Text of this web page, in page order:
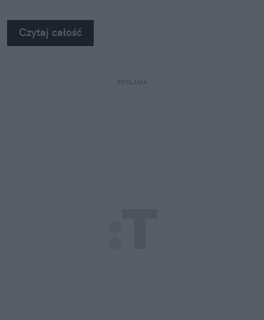
Czytaj całość
REKLAMA